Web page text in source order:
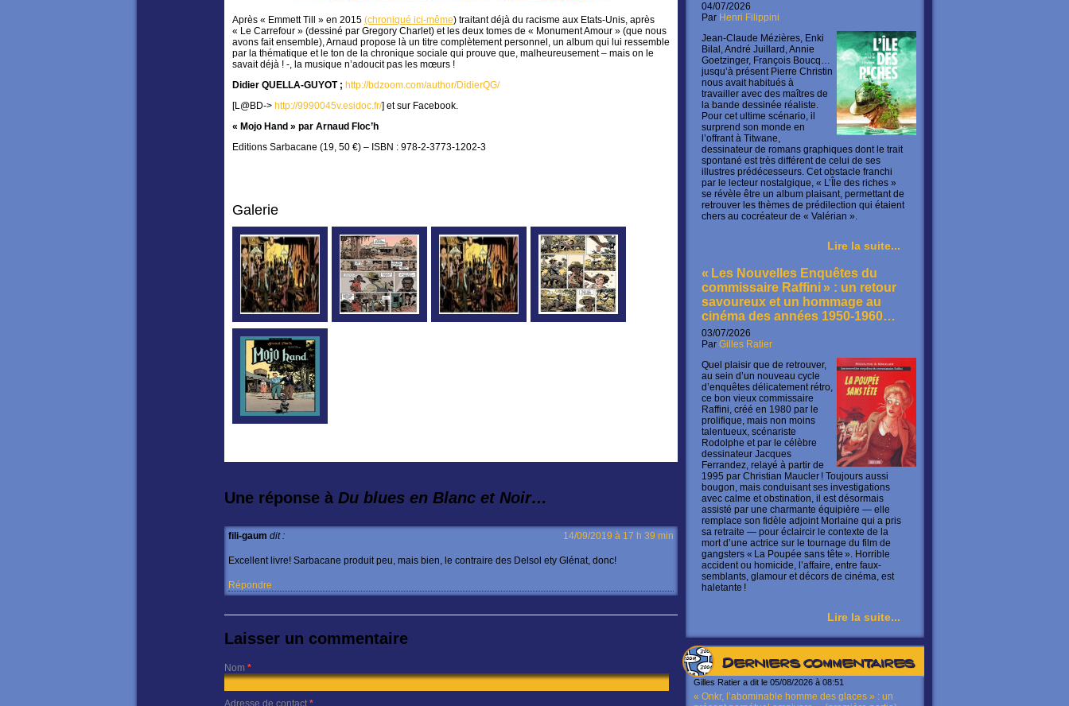
04/07/2026
Par Henri Filippini
Jean-Claude Mézières, Enki
Bilal, André Juillard, Annie
Goetzinger, François Boucq…
jusqu’à présent Pierre Christin
nous avait habitués à
travailler avec des maîtres de
la bande dessinée réaliste.
Pour cet ultime scénario, il
surprend son monde en
l’offrant à Titwane,
dessinateur de romans graphiques dont le trait
spontané est très différent de celui de ses
illustres prédécesseurs. Cet obstacle franchi
par le lecteur nostalgique, « L’Île des riches »
se révèle être un album plaisant, permettant de
retrouver les thèmes de prédilection qui étaient
chers au cocréateur de « Valérian ».
Lire la suite...
« Les Nouvelles Enquêtes du
commissaire Raffini » : un retour
savoureux et un hommage au
cinéma des années 1950-1960…
03/07/2026
Par Gilles Ratier
Quel plaisir que de retrouver,
au sein d’un nouveau cycle
d’enquêtes délicatement rétro,
ce bon vieux commissaire
Raffini, créé en 1980 par le
prolifique, mais non moins
talentueux, scénariste
Rodolphe et par le célèbre
dessinateur Jacques
Ferrandez, relayé à partir de
1995 par Christian Maucler ! Toujours aussi
bougon, mais conduisant ses investigations
avec calme et obstination, il est désormais
assisté par une charmante équipière — elle
remplace son fidèle adjoint Morlaine qui a pris
sa retraite — pour éclaircir le contexte de la
mort d’une actrice sur le tournage du film de
gangsters « La Poupée sans tête ». Horrible
accident ou homicide, l’affaire, entre faux-
semblants, glamour et décors de cinéma, est
haletante !
Lire la suite...
Derniers commentaires
Gilles Ratier a dit le 05/08/2026 à 08:51
« Onkr, l’abominable homme des glaces » : un
Après « Emmett Till » en 2015 (chroniqué ici-même) traitant déjà du racisme aux Etats-Unis, après
« Le Carrefour » (dessiné par Gregory Charlet) et les deux tomes de « Monument Amour » (que nous
avons fait ensemble), Arnaud propose là un titre complètement personnel, un album qui lui ressemble
par la thématique et le ton de la chronique sociale qui prouve que, malheureusement – mais on le
savait déjà ! -, la musique n’adoucit pas les mœurs !
Didier QUELLA-GUYOT ; http://bdzoom.com/author/DidierQG/
[L@BD-> http://9990045v.esidoc.fr/] et sur Facebook.
« Mojo Hand » par Arnaud Floc’h
Editions Sarbacane (19, 50 €) – ISBN : 978-2-3773-1202-3
Galerie
Une réponse à Du blues en Blanc et Noir…
fili-gaum dit : 14/09/2019 à 17 h 39 min
Excellent livre! Sarbacane produit peu, mais bien, le contraire des Delsol ety Glénat, donc!
Répondre
Laisser un commentaire
Nom *
Adresse de contact *